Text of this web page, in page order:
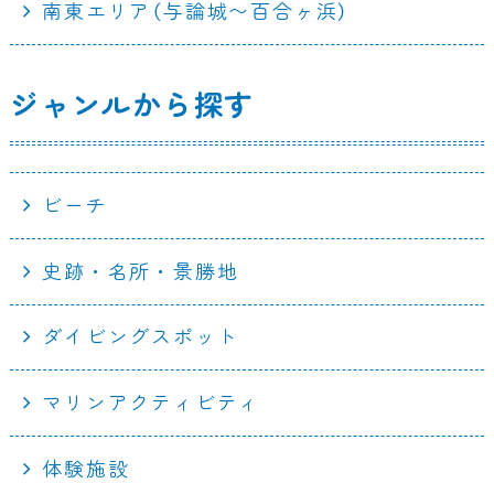
南東エリア（与論城〜百合ヶ浜）
ジャンルから探す
ビーチ
史跡・名所・景勝地
ダイビングスポット
マリンアクティビティ
体験施設